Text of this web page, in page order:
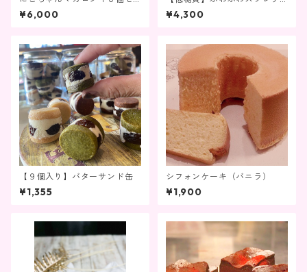
ット
¥6,000
ーズケーキ
¥4,300
【９個入り】バターサンド缶
¥1,355
シフォンケーキ（バニラ）
¥1,900